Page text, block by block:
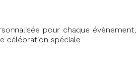
pour chaque
célébration spéciale.